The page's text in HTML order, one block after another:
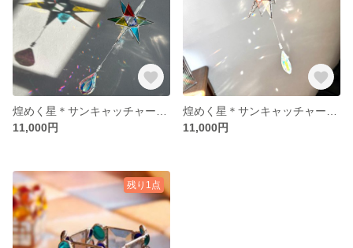
11,000円
11,000円
残り1点